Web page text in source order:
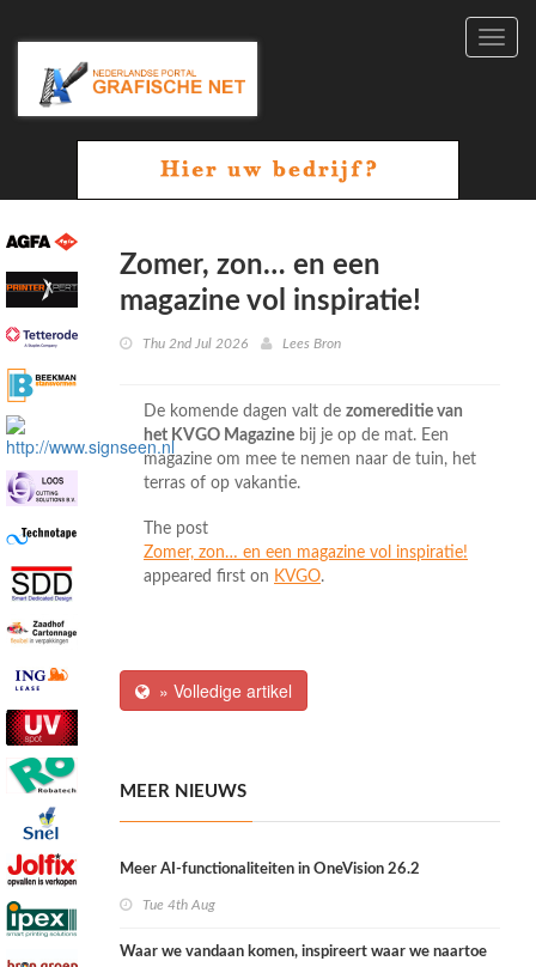
Zomer, zon… en een
magazine vol inspiratie!
Thu 2nd Jul 2026 Lees Bron
De komende dagen valt de zomereditie van
het KVGO Magazine bij je op de mat. Een
magazine om mee te nemen naar de tuin, het
terras of op vakantie.
The post
Zomer, zon… en een magazine vol inspiratie!
appeared first on KVGO.
» Volledige artikel
MEER NIEUWS
Meer AI-functionaliteiten in OneVision 26.2
Tue 4th Aug
Waar we vandaan komen, inspireert waar we naartoe